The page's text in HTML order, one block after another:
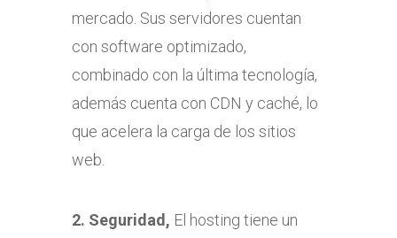
mercado. Sus servidores cuentan
con software optimizado,
combinado con la última tecnología,
además cuenta con CDN y caché, lo
que acelera la carga de los sitios
web.
2. Seguridad, El hosting tiene un